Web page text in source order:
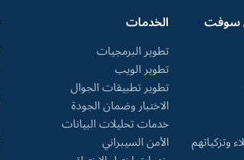
سوفت
وتزكياتهم
الخدمات
تطوير البرمجيات
تطوير الويب
تطوير تطبيقات الجوال
الاختبار وضمان الجودة
خدمات تحليلات البيانات
الأمن السيبراني